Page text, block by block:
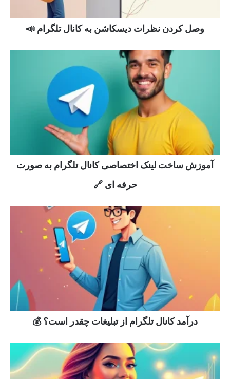
وصل کردن نظرات دیسکاشن به کانال تلگرام 📣
آموزش ساخت لینک اختصاصی کانال تلگرام به صورت
حرفه ای 🔗
درآمد کانال تلگرام از تبلیغات چقدر است؟ 💰